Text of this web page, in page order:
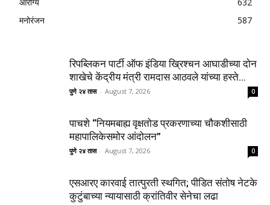
आरोग्य
632
मनोरंजन
587
रिपब्लिकन पार्टी ऑफ इंडिया ख्रिश्चन आघाडीच्या दोन
शाखेचे केंद्रीय मंत्री रामदास आठवले यांच्या हस्ते...
पुणे २४ तास - August 7, 2026 0
पाचशे “नियमबाह्य वृक्षतोड प्रकरणाच्या चौकशीसाठी
महापालिकेसमोर आंदोलन”
पुणे २४ तास - August 7, 2026 0
एसआरए कारवाई तात्पुरती स्थगित; पीडित संतोष नेटके
कुटुंबाच्या न्यायासाठी क्रांतिवीर सेनेचा लढा